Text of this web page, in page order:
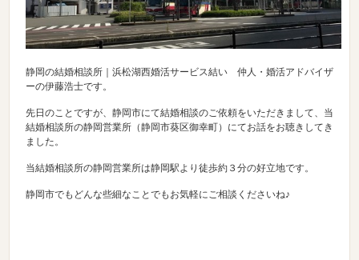
静岡の結婚相談所｜浜松湖西婚活サービス結い 仲人・婚活アドバイザ
ーの伊藤浩士です。
先日のことですが、静岡市にて結婚相談のご依頼をいただきまして、当
結婚相談所の静岡営業所（静岡市葵区御幸町）にてお話をお聴きしてき
ました。
当結婚相談所の静岡営業所は静岡駅より徒歩約３分の好立地です。
静岡市でもどんな些細なことでもお気軽にご相談くださいね♪